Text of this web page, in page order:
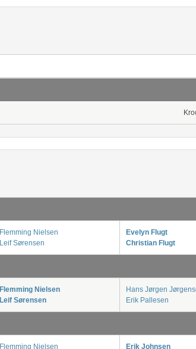
Flemming Nielsen
Leif Sørensen
Evelyn Flugt
Christian Flugt
Flemming Nielsen
Leif Sørensen
Hans Jørgen
Erik Pallesen
Flemming Nielsen Erik Johnsen